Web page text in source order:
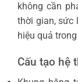
không cần
thời gian, sức
hiệu quả
Cấu tạo hệ